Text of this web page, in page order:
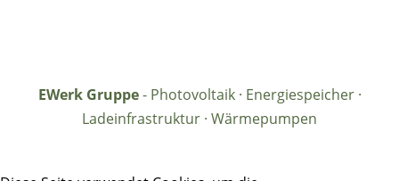
EWerk Gruppe- Photovoltaik · Energiespeicher ·
Ladeinfrastruktur · Wärmepumpen